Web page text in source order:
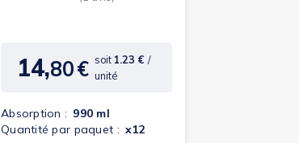
Prix
14,80€ soit 1.23 € /
unité
Absorption : 990 ml
Quantité par paquet : x12